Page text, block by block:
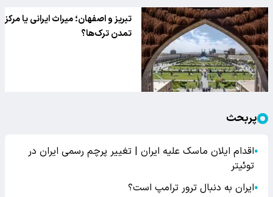
تبریز و اصفهان؛ میراث ایرانی یا مرکز
تمدن ترک‌ها؟
پربحث
●اقدام ایلان ماسک علیه ایران | تغییر پرچم رسمی ایران در
توئیتر
●ایران به دنبال ترور ترامپ است؟